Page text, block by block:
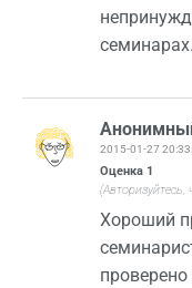
семинарах.
2015-01-27
Оценка 1
Хороший